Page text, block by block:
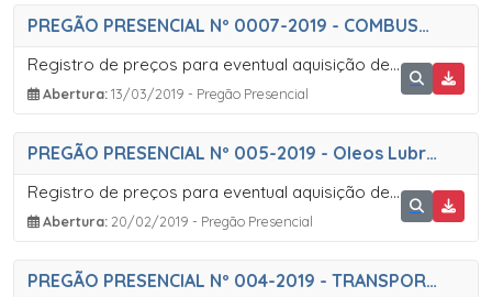
PREGÃO PRESENCIAL Nº 0007-2019 - COMBUSTIVEIS
Registro de preços para eventual aquisição de combustíveis, em atendimento as diversas Secretarias do Município de Sete Barras
Abertura: 13/03/2019 - Pregão Presencial
PREGÃO PRESENCIAL Nº 005-2019 - Oleos Lubrificantes
Registro de preços para eventual aquisição de óleos lubrificantes, fluídos de limpeza de veículos e ácido de bateria
Abertura: 20/02/2019 - Pregão Presencial
PREGÃO PRESENCIAL Nº 004-2019 - TRANSPORTE DE ALUNOS